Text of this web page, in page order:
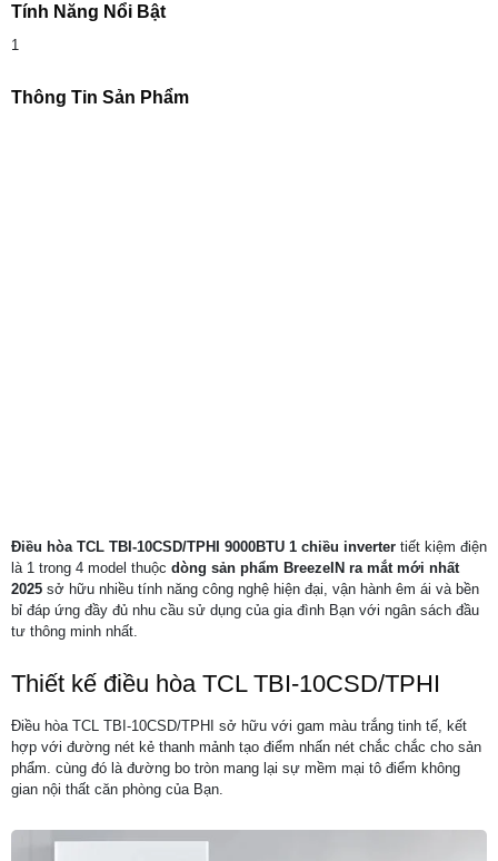
Tính Năng Nổi Bật
1
Thông Tin Sản Phẩm
Điều hòa TCL TBI-10CSD/TPHI 9000BTU 1 chiều inverter tiết kiệm điện
là 1 trong 4 model thuộc dòng sản phẩm BreezeIN ra mắt mới nhất
2025 sở hữu nhiều tính năng công nghệ hiện đại, vận hành êm ái và bền
bỉ đáp ứng đầy đủ nhu cầu sử dụng của gia đình Bạn với ngân sách đầu
tư thông minh nhất.
Thiết kế điều hòa TCL TBI-10CSD/TPHI
Điều hòa TCL TBI-10CSD/TPHI sở hữu với gam màu trắng tinh tế, kết
hợp với đường nét kẻ thanh mảnh tạo điểm nhấn nét chắc chắc cho sản
phẩm. cùng đó là đường bo tròn mang lại sự mềm mại tô điểm không
gian nội thất căn phòng của Bạn.